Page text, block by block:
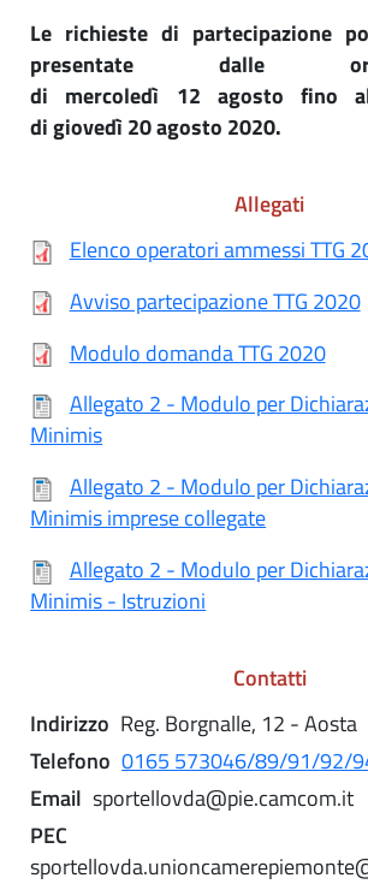
Le richieste di partecipazione
presentate dalle
di mercoledì 12 agosto fino
digiovedì 20agosto 2020.
Allegati
Elenco operatori ammessi TTG
Avviso partecipazione TTG 2020
Modulo domanda TTG 2020
Allegato 2 - Modulo per
Minimis
Allegato 2 - Modulo per
Minimis imprese collegate
Allegato 2 - Modulo per
Minimis - Istruzioni
Contatti
Indirizzo Reg. Borgnalle, 12 - Aosta
Telefono 0165 573046/89/91/92/
Email sportellovda@pie.camcom.it
PEC